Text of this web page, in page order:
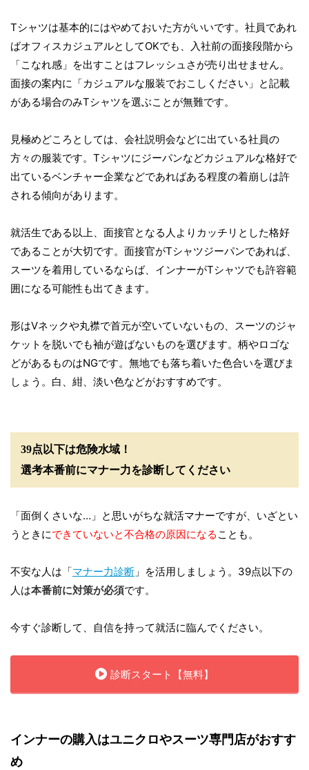
Tシャツは基本的にはやめておいた方がいいです。社員であれ
ばオフィスカジュアルとしてOKでも、入社前の面接段階から
「こなれ感」を出すことはフレッシュさが売り出せません。
面接の案内に「カジュアルな服装でおこしください」と記載
がある場合のみTシャツを選ぶことが無難です。
見極めどころとしては、会社説明会などに出ている社員の
方々の服装です。Tシャツにジーパンなどカジュアルな格好で
出ているベンチャー企業などであればある程度の着崩しは許
される傾向があります。
就活生である以上、面接官となる人よりカッチリとした格好
であることが大切です。面接官がTシャツジーパンであれば、
スーツを着用しているならば、インナーがTシャツでも許容範
囲になる可能性も出てきます。
形はVネックや丸襟で首元が空いていないもの、スーツのジャ
ケットを脱いでも袖が遊ばないものを選びます。柄やロゴな
どがあるものはNGです。無地でも落ち着いた色合いを選びま
しょう。白、紺、淡い色などがおすすめです。
39点以下は危険水域！
選考本番前にマナー力を診断してください
「面倒くさいな…」と思いがちな就活マナーですが、いざとい
うときにできていないと不合格の原因になる ことも。
不安な人は「マナー力診断 」を活用しましょう。39点以下の
人は本番前に対策が必須です。
今すぐ診断して、自信を持って就活に臨んでください。
診断スタート【無料】
インナーの購入はユニクロやスーツ専門店がおすす
め